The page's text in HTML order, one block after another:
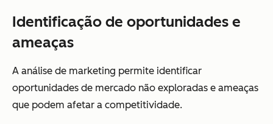
Identificação de oportunidades e
ameaças
A análise de marketing permite identificar
oportunidades de mercado não exploradas e ameaças
que podem afetar a competitividade.